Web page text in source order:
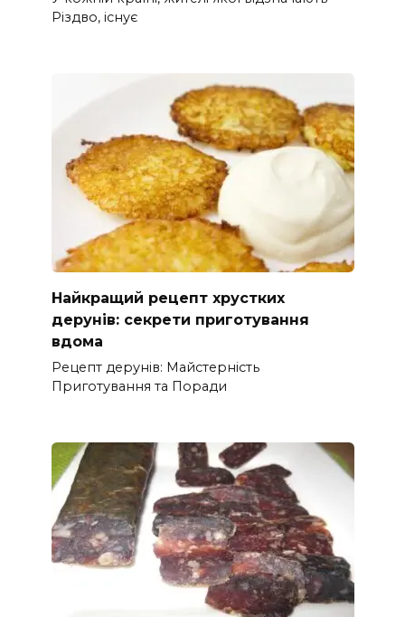
Різдво, існує
Найкращий рецепт хрустких
дерунів: секрети приготування
вдома
Рецепт дерунів: Майстерність
Приготування та Поради